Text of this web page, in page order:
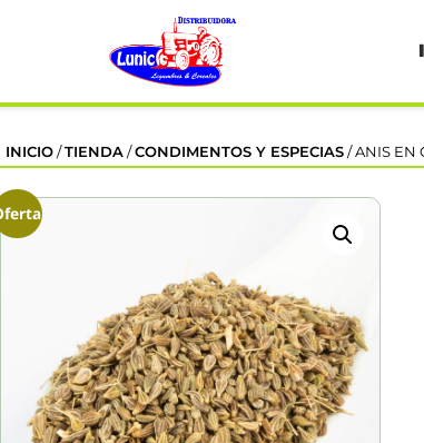
INICIO /TIENDA /CONDIMENTOS Y ESPECIAS / ANIS EN